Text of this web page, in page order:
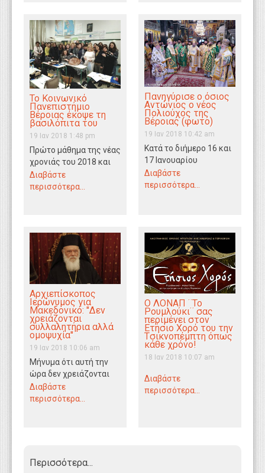
Το Κοινωνικό
Πανεπιστήμιο
Βέροιας έκοψε τη
βασιλόπιτα του
19 Ιαν 2018 1:48 pm
Πρώτο μάθημα της νέας
χρονιάς του 2018 και
το Κοινωνικό
Πανεπιστήμιο Βέροιας
Διαβάστε
περισσότερα...
Πανηγύρισε ο όσιος
Αντώνιος ο νέος
Πολιούχος της
Βέροιας (φωτο)
19 Ιαν 2018 10:42 am
Κατά το διήμερο 16 και
17 Ιανουαρίου
πανηγύρισε ο Ιερός
Ναός Οσίου Αντωνίου
Διαβάστε
περισσότερα...
Aρχιεπίσκοπος
Ιερώνυμος για
Μακεδονικό: ''Δεν
χρειάζονται
συλλαλητήρια αλλά
ομοψυχία''
19 Ιαν 2018 10:06 am
Μήνυμα ότι αυτή την
ώρα δεν χρειάζονται
συλλαλητήρια και
φωνές, αλλά εθνική
Διαβάστε
περισσότερα...
Ο ΛΟΝΑΠ ¨Το
Ρουμλούκι¨ σας
περιμένει στον
Ετήσιο Χορό του την
Tσικνοπέμπτη όπως
κάθε χρόνο!
18 Ιαν 2018 10:07 am
Διαβάστε
περισσότερα...
Περισσότερα...